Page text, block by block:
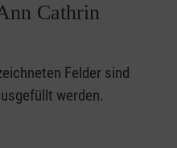
Cathrin
Felder sind
werden.